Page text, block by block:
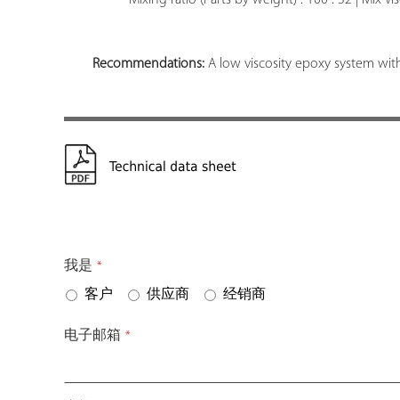
Recommendations: A low viscosity epoxy system
我是 *
客户 供应商 经销商
电子邮箱 *